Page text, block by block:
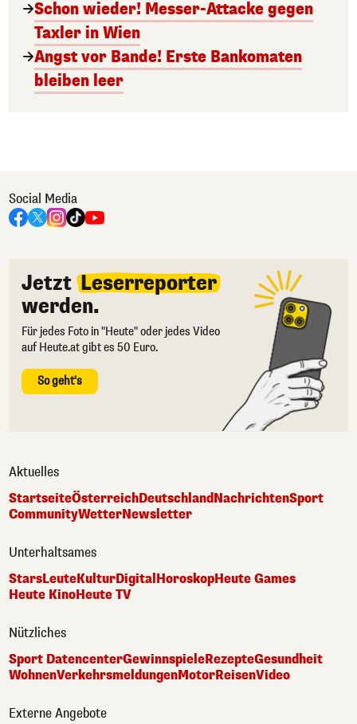
Schon wieder! Messer-Attacke gegen
Taxler in Wien
Angst vor Bande! Erste Bankomaten
bleiben leer
Social Media
Jetzt Leserreporter
werden.
Für jedes Foto in "Heute" oder jedes Video
auf Heute.at gibt es 50 Euro.
So geht's
Aktuelles
StartseiteÖsterreichDeutschlandNachrichtenSport
CommunityWetterNewsletter
Unterhaltsames
StarsLeuteKulturDigital HoroskopHeute Games
Heute KinoHeute TV
Nützliches
Sport DatencenterGewinnspieleRezepteGesundheit
WohnenVerkehrsmeldungenMotorReisenVideo
Externe Angebote